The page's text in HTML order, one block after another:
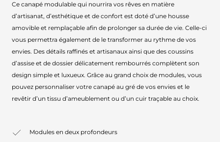
Ce canapé modulable qui nourrira vos rêves en matière
d’artisanat, d’esthétique et de confort est doté d’une housse
amovible et remplaçable afin de prolonger sa durée de vie. Celle-ci
vous permettra également de le transformer au rythme de vos
envies. Des détails raffinés et artisanaux ainsi que des coussins
d’assise et de dossier délicatement rembourrés complètent son
design simple et luxueux. Grâce au grand choix de modules, vous
pouvez personnaliser votre canapé au gré de vos envies et le
revêtir d’un tissu d’ameublement ou d’un cuir traçable au choix.
Modules en deux profondeurs